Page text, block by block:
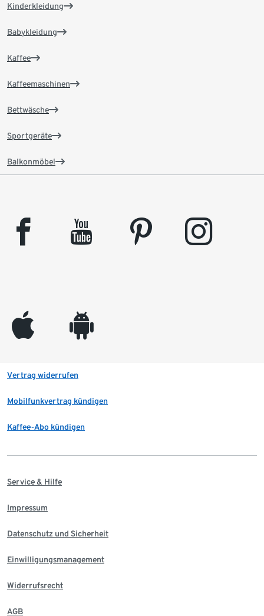
Kinderkleidung
Babykleidung
Kaffee
Kaffeemaschinen
Bettwäsche
Sportgeräte
Balkonmöbel
facebook youtube pinterest instagram
appleinc android
Vertrag widerrufen
Mobilfunkvertrag kündigen
Kaffee-Abo kündigen
Service & Hilfe
Impressum
Datenschutz und Sicherheit
Einwilligungsmanagement
Widerrufsrecht
AGB